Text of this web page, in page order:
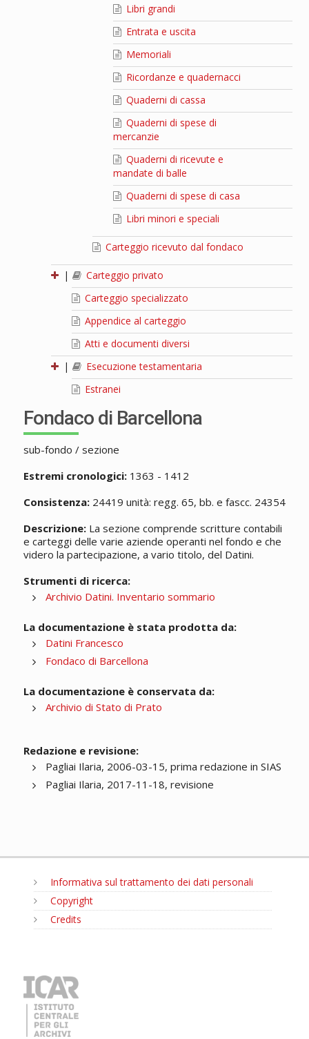
Libri grandi
Entrata e uscita
Memoriali
Ricordanze e quadernacci
Quaderni di cassa
Quaderni di spese di
mercanzie
Quaderni di ricevute e
mandate di balle
Quaderni di spese di casa
Libri minori e speciali
Carteggio ricevuto dal fondaco
|
Carteggio privato
Carteggio specializzato
Appendice al carteggio
Atti e documenti diversi
|
Esecuzione testamentaria
Estranei
Fondaco di Barcellona
sub-fondo / sezione
Estremi cronologici:1363 - 1412
Consistenza:24419 unità: regg. 65, bb. e fascc. 24354
Descrizione:La sezione comprende scritture contabili
e carteggi delle varie aziende operanti nel fondo e che
videro la partecipazione, a vario titolo, del Datini.
Strumenti di ricerca:
Archivio Datini. Inventario sommario
La documentazione è stata prodotta da:
Datini Francesco
Fondaco di Barcellona
La documentazione è conservata da:
Archivio di Stato di Prato
Redazione e revisione:
Pagliai Ilaria, 2006-03-15, prima redazione in SIAS
Pagliai Ilaria, 2017-11-18, revisione
Informativa sul trattamento dei dati personali
Copyright
Credits